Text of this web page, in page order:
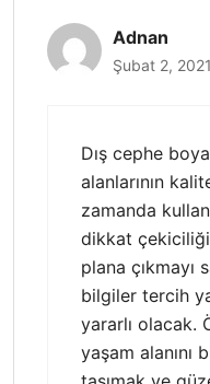
Adnan
Şubat 2,
Dış cephe
alanlarının
zamanda
dikkat
plana çıkmayı
bilgiler tercih
yararlı olacak.
yaşam alanını